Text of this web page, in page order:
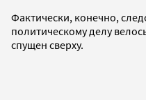
Фактически, конечно,
политическому делу
спущен сверху.